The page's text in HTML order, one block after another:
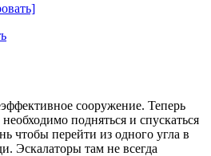
сооружение. Теперь
подняться и спускаться
чтобы перейти из одного угла в
Эскалаторы там не всегда